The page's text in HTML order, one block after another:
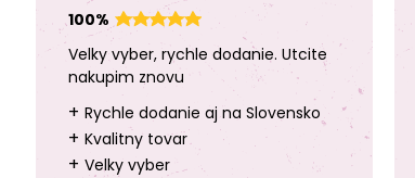
100%
Velky vyber, rychle dodanie. Utcite
nakupim znovu
+ Rychle dodanie aj na Slovensko
+ Kvalitny tovar
+ Velky vyber